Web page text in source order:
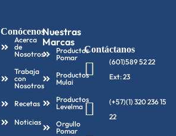
Conócenos
Acerca
de
Nosotros
Trabaja
con
Nosotros
Recetas
Noticias
Nuestras
Marcas
Productos
Pomar
Productos
Mulai
Productos
Levelma
Orgullo
Pomar
Contáctanos
(601)589 52 22
Ext: 23
(+57)(1) 320 236 15
22